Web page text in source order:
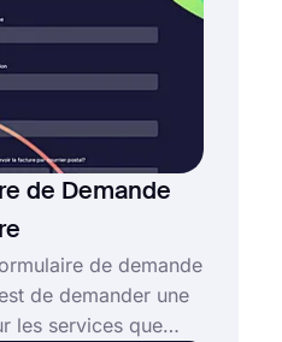
de Demande
de demande
de demander une
les services que